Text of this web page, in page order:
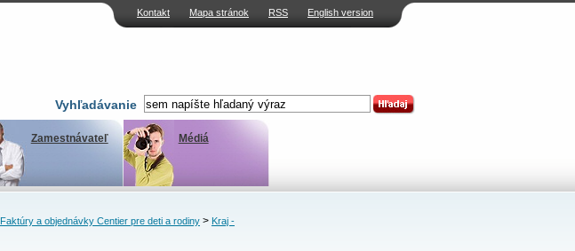
Kontakt Mapa stránok RSS English version
Vyhľadávanie
Zamestnávateľ Médiá
Faktúry a objednávky Centier pre deti a rodiny> Kraj -